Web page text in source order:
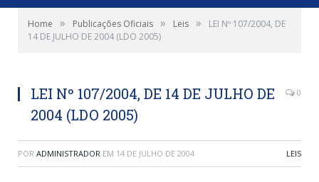
Home » Publicações Oficiais » Leis »
LEI Nº 107/2004, DE
14 DE JULHO DE 2004 (LDO 2005)
LEI Nº 107/2004, DE 14 DE JULHO DE
2004 (LDO 2005)
0
POR ADMINISTRADOR EM 14 DE JULHO DE 2004 LEIS